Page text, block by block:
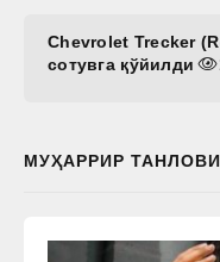
Chevrolet Trecker
сотувга қўйилди
МУҲАРРИР ТАНЛОВИ